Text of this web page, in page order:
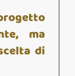
ma
di